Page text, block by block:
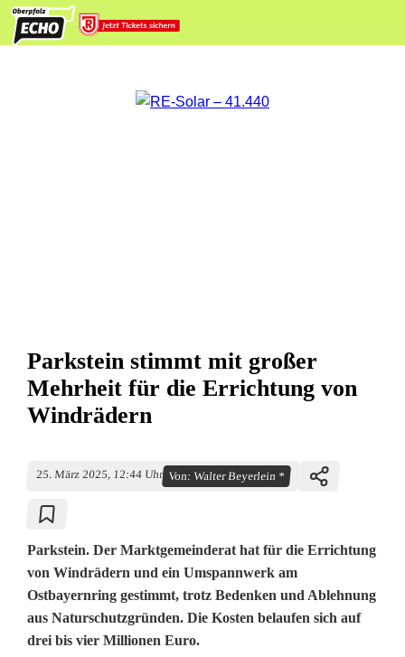
Parkstein stimmt mit großer
Mehrheit für die Errichtung von
Windrädern
25. März 2025, 12:44 Uhr Von: Walter Beyerlein *
Parkstein. Der Marktgemeinderat hat für die Errichtung
von Windrädern und ein Umspannwerk am
Ostbayernring gestimmt, trotz Bedenken und Ablehnung
aus Naturschutzgründen. Die Kosten belaufen sich auf
drei bis vier Millionen Euro.